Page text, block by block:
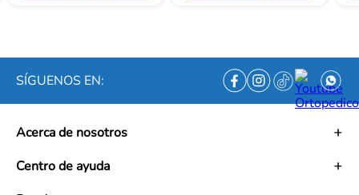
SÍGUENOS EN:
Acerca de nosotros
Misión
Centro de ayuda